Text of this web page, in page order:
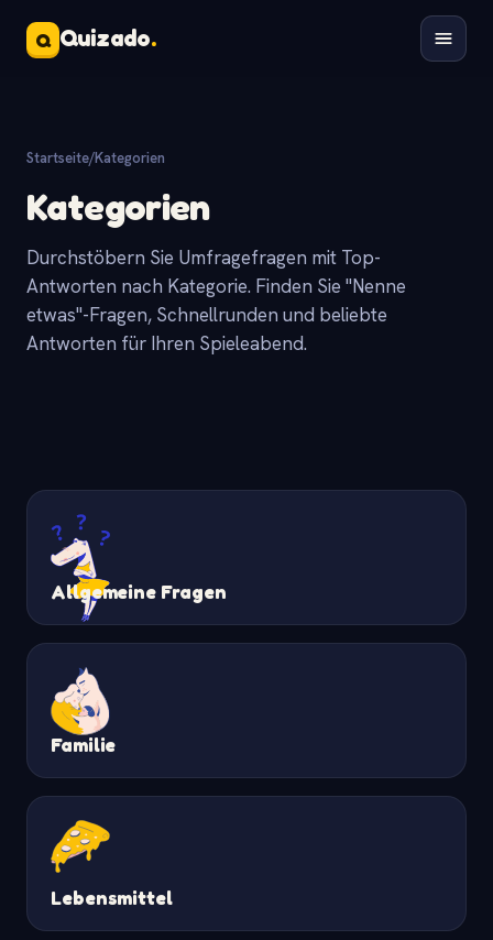
Q Quizado.
Startseite/Kategorien
Kategorien
Durchstöbern Sie Umfragefragen mit Top-
Antworten nach Kategorie. Finden Sie "Nenne
etwas"-Fragen, Schnellrunden und beliebte
Antworten für Ihren Spieleabend.
Allgemeine Fragen
Familie
Lebensmittel